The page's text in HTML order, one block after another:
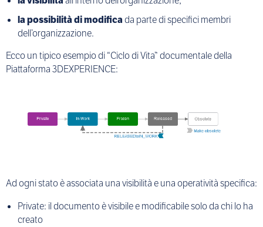
la possibilità di modificada parte di specifici membri
dell’organizzazione.
Ecco un tipico esempio di “Ciclo di Vita” documentale della
Piattaforma 3DEXPERIENCE:
Ad ogni stato è associata una visibilità e una operatività specifica:
Private: il documento è visibile e modificabile solo da chi lo ha
creato